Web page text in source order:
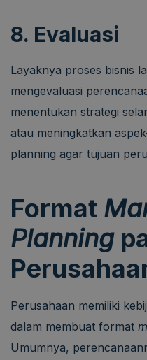
8. Evaluasi
Layaknya proses bisnis
mengevaluasi
menentukan strategi
atau meningkatkan
planning agar tujuan
Format
Planning
Perusahaan memiliki
dalam membuat format
Umumnya,